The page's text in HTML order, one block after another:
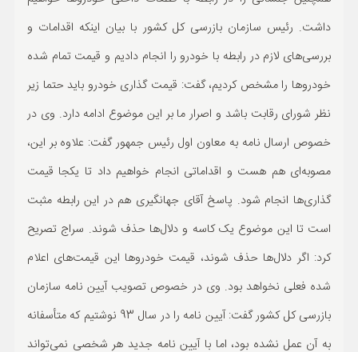
سبک زندگی
چند رسانه ای
داشت. رئیس سازمان بازرسی کل کشور با بیان اینکه اقدامات و
بررسی‌های لازم در رابطه با خودرو را انجام دادیم و قیمت تمام شده
خودروها را مشخص کردیم، گفت: قیمت گذاری خودرو باید حتما زیر
نظر شورای رقابت باشد و اصرار ما بر این موضوع ادامه دارد. وی در
خصوص ارسال نامه به معاون اول رئیس جمهور گفت: علاوه بر این،
مصوبه‌ای هم هست و اقداماتی انجام خواهیم داد تا یکجا قیمت
گذاری‌ها انجام شود. پاسخ آقای جهانگیری هم در این رابطه مثبت
است تا این موضوع یک کاسه و دلال‌ها حذف شوند. سراج تصریح
کرد: اگر دلال‌ها حذف شوند، قیمت خودروها این قیمت‌های اعلام
شده فعلی نخواهد بود. وی در خصوص تصویب آیین نامه سازمان
بازرسی کل کشور گفت: آیین نامه را در سال 93 نوشتیم که متأسفانه
به آن عمل نشده بود، اما با آیین نامه جدید هر شخصی نمی‌تواند